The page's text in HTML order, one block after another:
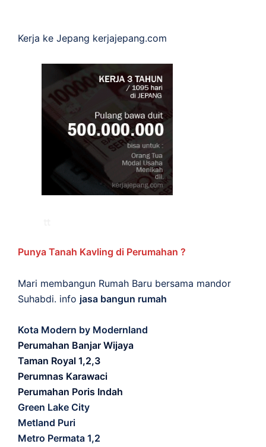
Kerja ke Jepang kerjajepang.com
Punya Tanah Kavling di Perumahan ?
Mari membangun Rumah Baru bersama mandor
Suhabdi. info jasa bangun rumah
Kota Modern by Modernland
Perumahan Banjar Wijaya
Taman Royal 1,2,3
Perumnas Karawaci
Perumahan Poris Indah
Green Lake City
Metland Puri
Metro Permata 1,2